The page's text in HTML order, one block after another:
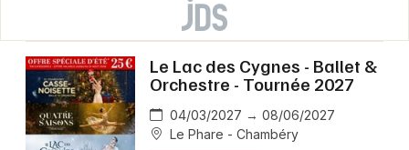
Le Lac des Cygnes - Ballet &
Orchestre - Tournée 2027
04/03/2027 → 08/06/2027
Le Phare - Chambéry